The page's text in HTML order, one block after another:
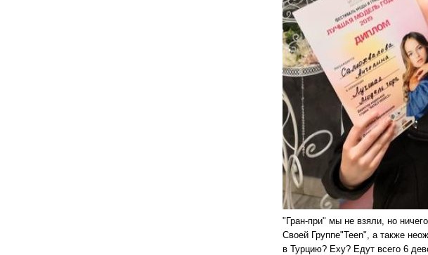
"Гран-при" мы не взяли, но
Своей Группе"Teen", а также
в Турцию? Еху? Едут всего 6